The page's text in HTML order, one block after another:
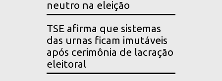
neutro na eleição
TSE afirma que sistemas
das urnas ficam imutáveis
após cerimônia de lacração
eleitoral